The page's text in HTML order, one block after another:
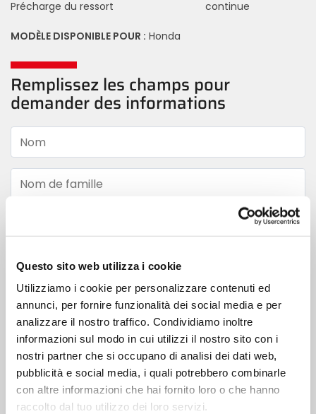
Questo sito web utilizza i cookie
Utilizziamo i cookie per personalizzare contenuti ed
annunci, per fornire funzionalità dei social media e per
analizzare il nostro traffico. Condividiamo inoltre
informazioni sul modo in cui utilizzi il nostro sito con i
nostri partner che si occupano di analisi dei dati web,
pubblicità e social media, i quali potrebbero combinarle
con altre informazioni che hai fornito loro o che hanno
raccolto dal tuo utilizzo dei loro servizi.
Précharge du ressort
continue
MODÈLE DISPONIBLE POUR : Honda
Remplissez les champs pour
demander des informations
Nom
Nom de famille
Téléphone
Message